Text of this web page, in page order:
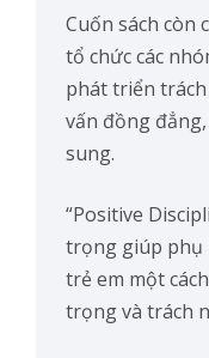
Cuốn sách còn
tổ chức các
phát triển
vấn đồng
sung.
“Positive
trọng giúp phụ
trẻ em một
trọng và trách